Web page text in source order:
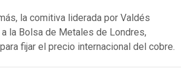
la comitiva liderada por Valdés
la Bolsa de Metales de Londres,
fijar el precio internacional del cobre.